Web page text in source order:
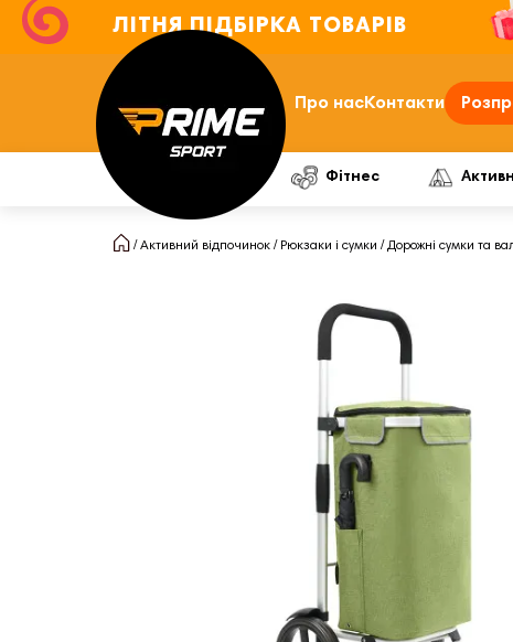
ЛІТНЯ ПІДБІРКА ТОВАРІВ
Про насКонтакти
Фітнес
Активний відпочинок Рюкзаки і сумки Дорожні сумки та